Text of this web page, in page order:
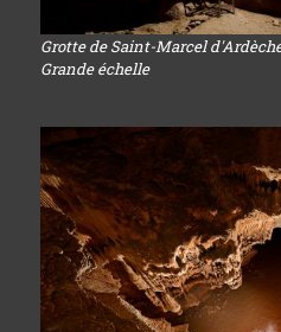
Grotte de Saint-Marcel
Grande échelle